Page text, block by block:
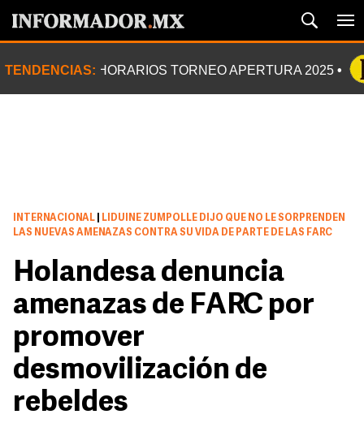
TENDENCIAS: HORARIOS TORNEO APERTURA 2025
INTERNACIONAL
LIDUINE ZUMPOLLE DIJO QUE NO LE SORPRENDEN
LAS NUEVAS AMENAZAS CONTRA SU VIDA DE PARTE DE LAS FARC
Holandesa denuncia
amenazas de FARC por
promover
desmovilización de
rebeldes